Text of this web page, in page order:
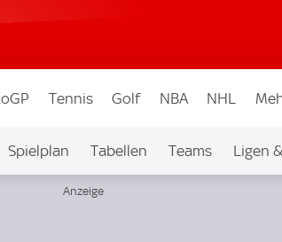
Tennis Golf NBA NHL
Spielplan Tabellen Teams Ligen